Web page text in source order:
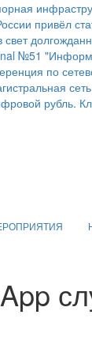
привёл
№51
по
рубль.